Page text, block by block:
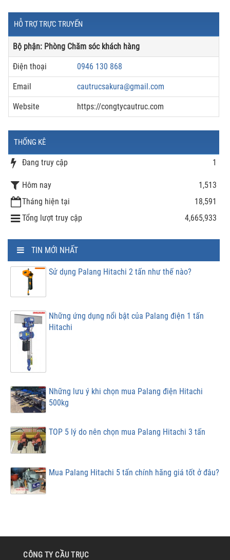
HỖ TRỢ TRỰC TRUYẾN
Bộ phận: Phòng Chăm sóc khách hàng
Điện thoại 0946 130 868
Email cautrucsakura@gmail.com
Website https://congtycautruc.com
THỐNG KÊ
Đang truy cập 1
Hôm nay
1,513
Tháng hiện tại
18,591
Tổng lượt truy cập
4,665,933
TIN MỚI NHẤT
Sử dụng Palang Hitachi 2 tấn như thế nào?
Những ứng dụng nổi bật của Palang điện 1 tấn
Hitachi
Những lưu ý khi chọn mua Palang điện Hitachi
500kg
TOP 5 lý do nên chọn mua Palang Hitachi 3 tấn
Mua Palang Hitachi 5 tấn chính hãng giá tốt ở đâu?
CÔNG TY CẦU TRỤC